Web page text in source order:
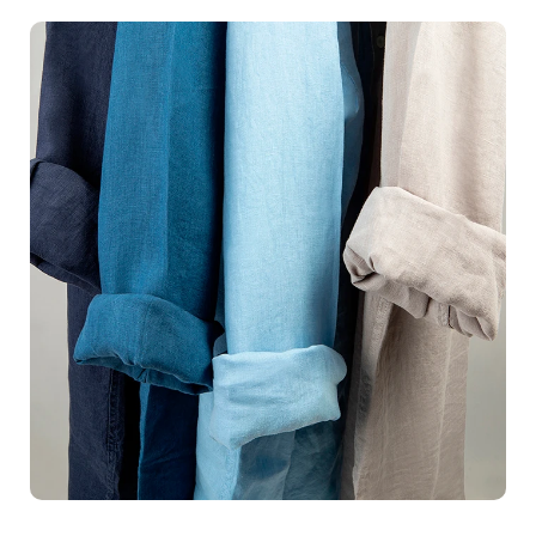
spécialisé dans la photographie de produits, mettant en
avant vos objets, quils soient de petite ou grande taille,
sous leur meilleur jour. Utilisant une technologie de
pointe et un soin méticuleux, notre équipe talentueuse
excelle dans l'art de sublimer les détails, de révéler les
textures et de magnifier chaque aspect de vos produits.
Pensez aux nuances subtiles d'un bijou étincelant ou
aux lignes élégantes d'un gadget électronique; nous
veillons à ce que chaque cliché soit un véritable chef-
d'uvre visuel.Ce souci du détail et ce regard artistique,
combinés à notre compréhension profonde des
stratégies marketing visuelles, cest ce qui nous permet
de créer des visuels qui ne se contentent pas seulement
d'être beaux, mais qui vendent. Nous adaptons chaque
séance photo à votre identité de marque, garantissant
que chaque image reflète fidèlement ce que vous